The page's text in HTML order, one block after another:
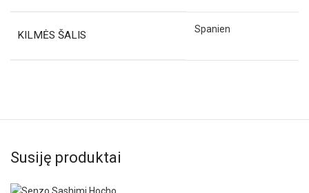
KILMĖS ŠALIS Spanien
Susiję produktai